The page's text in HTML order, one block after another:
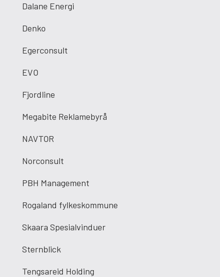
Dalane Energi
Denko
Egerconsult
EVO
Fjordline
Megabite Reklamebyrå
NAVTOR
Norconsult
PBH Management
Rogaland fylkeskommune
Skaara Spesialvinduer
Sternblick
Tengsareid Holding